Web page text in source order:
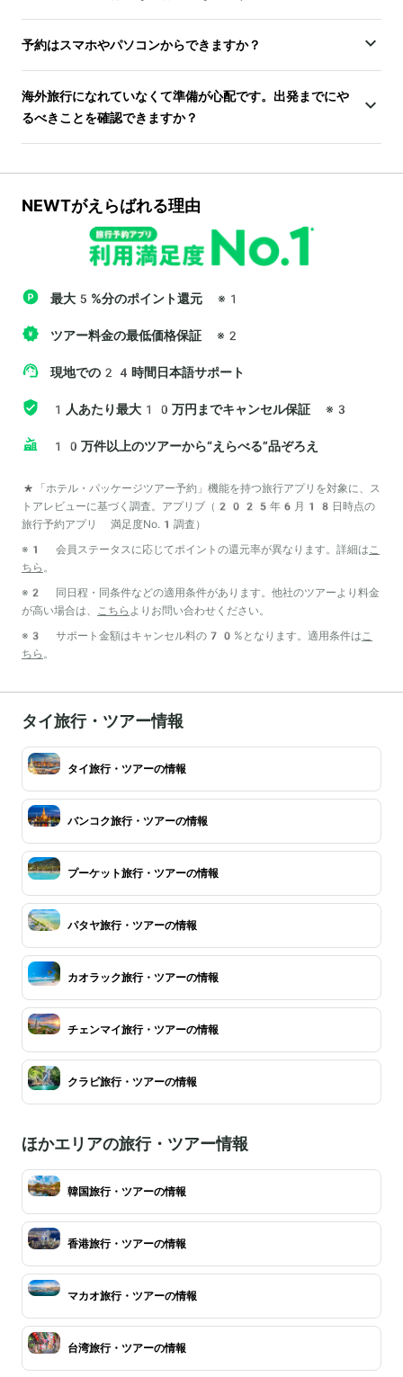
予約はスマホやパソコンからできますか？
海外旅行になれていなくて準備が心配です。出発までにや
るべきことを確認できますか？
NEWTがえらばれる理由
最大5%分のポイント還元 ※1
ツアー料金の最低価格保証 ※2
現地での24時間日本語サポート
1人あたり最大10万円までキャンセル保証 ※3
10万件以上のツアーから“えらべる”品ぞろえ
*「ホテル・パッケージツアー予約」機能を持つ旅行アプリを対象に、ス
トアレビューに基づく調査。アプリブ（2025年6月18日時点の
旅行予約アプリ 満足度No.1調査）
※1 会員ステータスに応じてポイントの還元率が異なります。詳細は こ
ちら 。
※2 同日程・同条件などの適用条件があります。他社のツアーより料金
が高い場合は、
こちら よりお問い合わせください。
※3 サポート金額はキャンセル料の70%となります。適用条件は こ
ちら 。
タイ旅行・ツアー情報
タイ旅行・ツアーの情報
バンコク旅行・ツアーの情報
プーケット旅行・ツアーの情報
パタヤ旅行・ツアーの情報
カオラック旅行・ツアーの情報
チェンマイ旅行・ツアーの情報
クラビ旅行・ツアーの情報
ほかエリアの旅行・ツアー情報
韓国旅行・ツアーの情報
香港旅行・ツアーの情報
マカオ旅行・ツアーの情報
台湾旅行・ツアーの情報